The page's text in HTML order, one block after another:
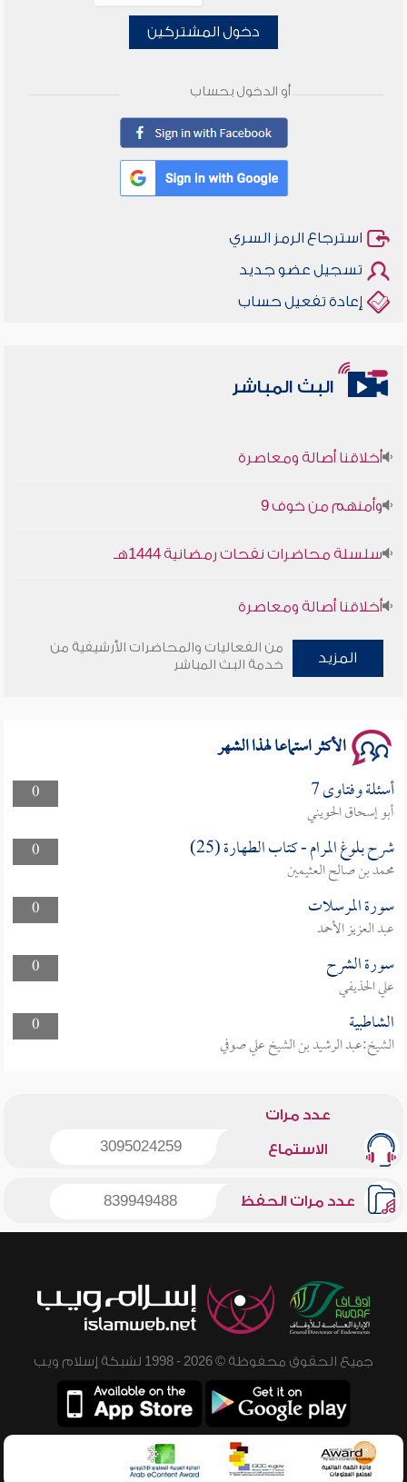
دخول المشتركين
أو الدخول بحساب
استرجاع الرمز السري
تسجيل عضو جديد
إعادة تفعيل حساب
البث المباشر
أخلاقنا أصالة ومعاصرة
وأمنهم من خوف 9
سلسلة محاضرات نفحات رمضانية 1444هـ
أخلاقنا أصالة ومعاصرة
وأمنهم من خوف 9
المزيد
من الفعاليات والمحاضرات الأرشيفية من
خدمة البث المباشر
الأكثر استماعا لهذا الشهر
0 أسئلة وفتاوى 7
أبو إسحاق الحويني
0
شرح بلوغ المرام - كتاب الطهارة (25)
محمد بن صالح العثيمين
0
سورة المرسلات
عبد العزيز الأحمد
0
سورة الشرح
علي الحذيفي
0
الشاطبية
الشيخ:عبد الرشيد بن الشيخ علي صوفي
عدد مرات
الاستماع 3095024259
عدد مرات الحفظ 839949488
جميع الحقوق محفوظة © 2026 - 1998 لشبكة إسلام ويب